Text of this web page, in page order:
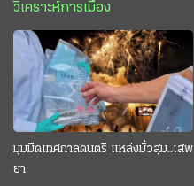
วิเคราะห์การเมือง
มุมมืดเทศกาลดนตรี แหล่งมั่วสุม..เสพ
ยา